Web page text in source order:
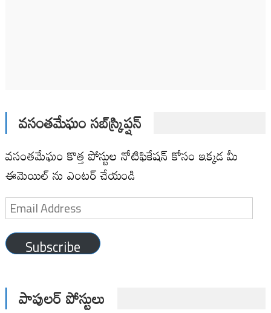
వసంతమేఘం సబ్‌స్క్రిప్షన్
వసంతమేఘం కొత్త పోస్టుల నోటిఫికేషన్ కోసం ఇక్కడ మీ
ఈమెయిల్ ను ఎంటర్ చేయండి
Email
Address
Subscribe
పాపులర్ పోస్టులు